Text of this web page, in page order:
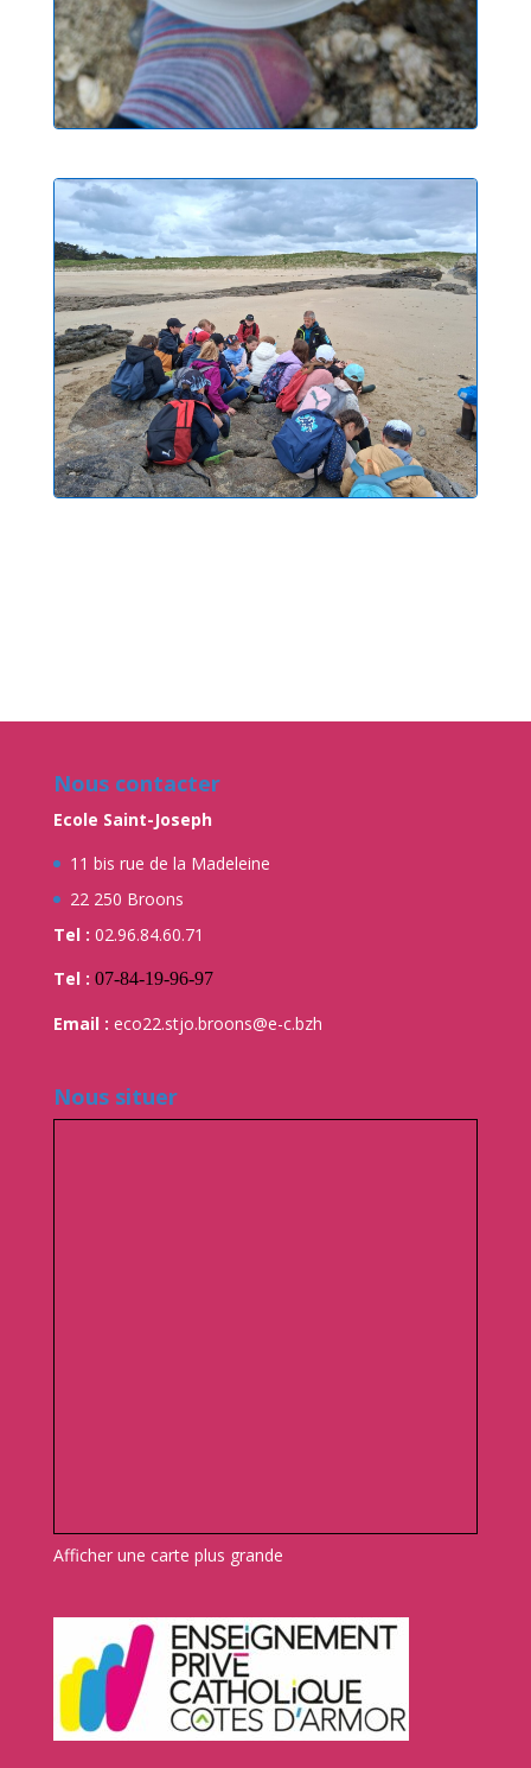
Nous contacter
Ecole Saint-Joseph
11 bis rue de la Madeleine
22 250 Broons
Tel : 02.96.84.60.71
Tel : 07-84-19-96-97
Email : eco22.stjo.broons@e-c.bzh
Nous situer
Afficher une carte plus grande